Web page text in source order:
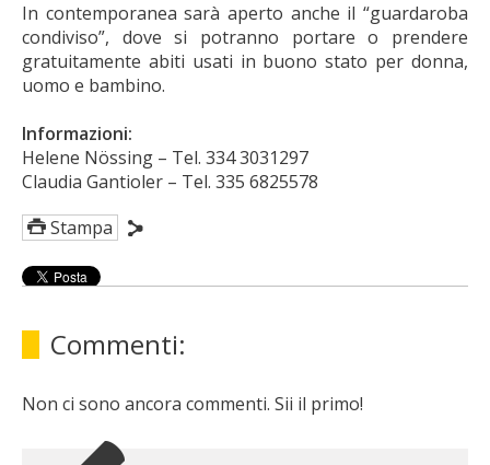
In contemporanea sarà aperto anche il “guardaroba
condiviso”, dove si potranno portare o prendere
gratuitamente abiti usati in buono stato per donna,
uomo e bambino.
Informazioni:
Helene Nössing – Tel. 334 3031297
Claudia Gantioler – Tel. 335 6825578
Stampa
Commenti:
Non ci sono ancora commenti. Sii il primo!